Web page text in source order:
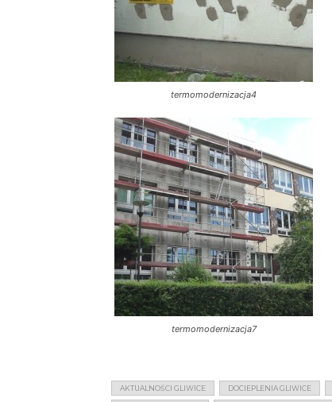
termomodernizacja4
termomodernizacja7
AKTUALNOŚCI GLIWICE DOCIEPLENIA GLIWICE